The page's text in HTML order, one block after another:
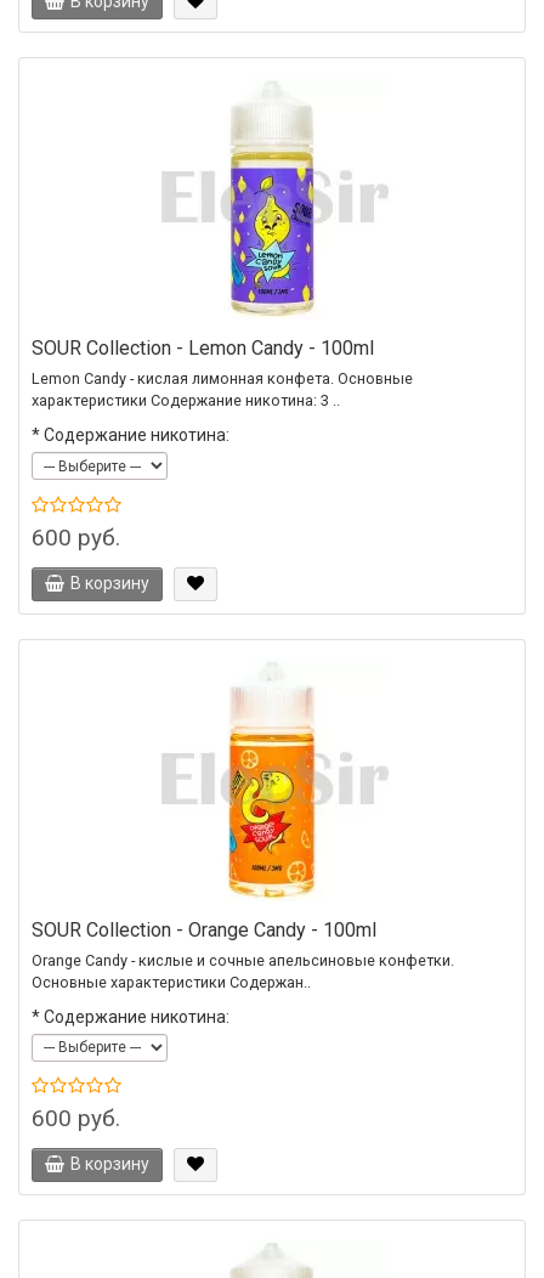
SOUR Collection - Lemon Candy - 100ml
Lemon Candy - кислая лимонная конфета. Основные
характеристики Содержание никотина: 3 ..
*Содержание никотина:
600 руб.
В корзину
SOUR Collection - Orange Candy - 100ml
Orange Candy - кислые и сочные апельсиновые конфетки.
Основные характеристики Содержан..
*Содержание никотина:
600 руб.
В корзину